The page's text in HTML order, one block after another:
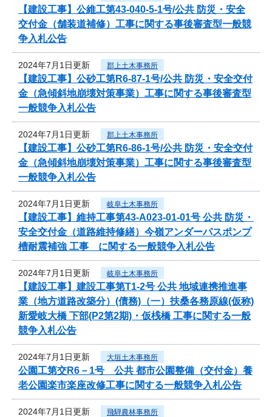
【建設工事】公維工第43-040-5-1号/公共 防災・安全
交付金（舗装道補修）工事に関する事後審査型一般競
争入札公告
2024年7月1日更新 郡上土木事務所
【建設工事】公砂工第R6-87-1号/公共 防災・安全交付
金（急傾斜地崩壊対策事業）工事に関する事後審査型
一般競争入札公告
2024年7月1日更新 郡上土木事務所
【建設工事】公砂工第R6-86-1号/公共 防災・安全交付
金（急傾斜地崩壊対策事業）工事に関する事後審査型
一般競争入札公告
2024年7月1日更新 岐阜土木事務所
【建設工事】維持工事第43-A023-01-01号 公共 防災・
安全交付金（道路維持修繕）今嶺アンダーパスポンプ
槽耐震補強 工事 に関する一般競争入札公告
2024年7月1日更新 岐阜土木事務所
【建設工事】建設工事第T1-2号 公共 地域連携推進事
業（地方道路改築分）(債務)（一）扶桑各務原線(仮称)
新愛岐大橋 下部(P2第2期)・仮桟橋 工事に関する一般
競争入札公告
2024年7月1日更新 大垣土木事務所
公園工第交R6－1号 公共 都市公園整備（交付金）養
老公園楽市楽座改修工事に関する一般競争入札公告
2024年7月1日更新 飛騨農林事務所